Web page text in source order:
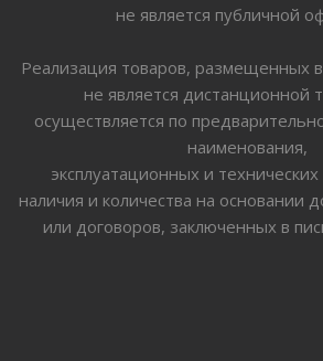
не является публичной
Реализация товаров, размещенных в
не является дистанционной
осуществляется по
наименования,
эксплуатационных и технических
наличия и количества на основании
или договоров, заключенных в